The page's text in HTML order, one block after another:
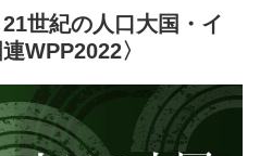
21世紀の人口大国・イ
WPP2022〉